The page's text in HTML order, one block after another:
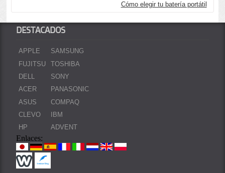
Cómo elegir tu batería portátil
DESTACADOS
APPLE
FUJITSU
DELL
ACER
ASUS
CLEVO
HP
SAMSUNG
TOSHIBA
SONY
PANASONIC
COMPAQ
IBM
ADVENT
Enlaces: